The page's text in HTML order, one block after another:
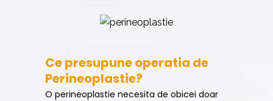
Ce presupune operatia de
Perineoplastie?
O perineoplastie necesita de obicei doar